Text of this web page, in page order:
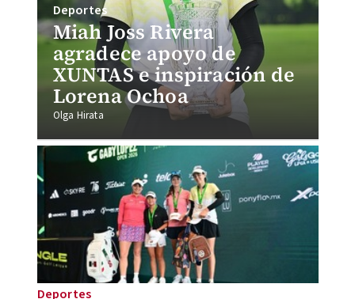
Miah Joss Rivera
agradece apoyo de
XUNTAS e inspiración de
Lorena Ochoa
Deportes
Olga Hirata
Deportes